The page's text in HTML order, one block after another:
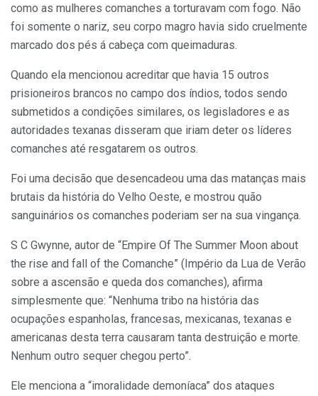
como as mulheres comanches a torturavam com fogo. Não
foi somente o nariz, seu corpo magro havia sido cruelmente
marcado dos pés á cabeça com queimaduras.
Quando ela mencionou acreditar que havia 15 outros
prisioneiros brancos no campo dos índios, todos sendo
submetidos a condições similares, os legisladores e as
autoridades texanas disseram que iriam deter os líderes
comanches até resgatarem os outros.
Foi uma decisão que desencadeou uma das matanças mais
brutais da história do Velho Oeste, e mostrou quão
sanguinários os comanches poderiam ser na sua vingança.
S C Gwynne, autor de “Empire Of The Summer Moon about
the rise and fall of the Comanche” (Império da Lua de Verão
sobre a ascensão e queda dos comanches), afirma
simplesmente que: “Nenhuma tribo na história das
ocupações espanholas, francesas, mexicanas, texanas e
americanas desta terra causaram tanta destruição e morte.
Nenhum outro sequer chegou perto”.
Ele menciona a “imoralidade demoníaca” dos ataques